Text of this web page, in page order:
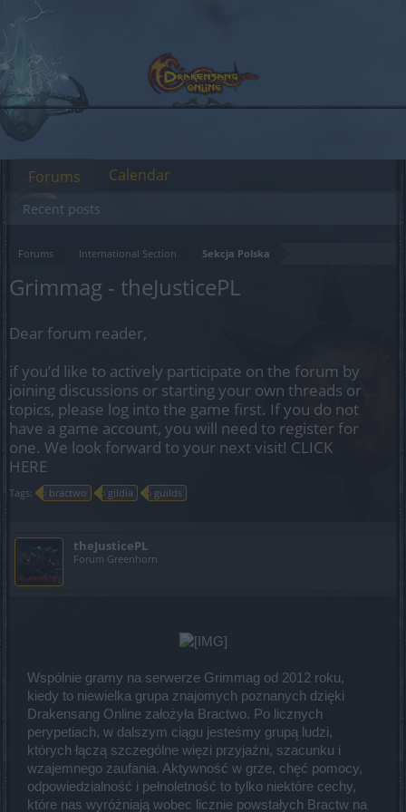
Forums International Section Sekcja Polska
Grimmag - theJusticePL
Dear forum reader,
if you’d like to actively participate on the forum by
joining discussions or starting your own threads or
topics, please log into the game first. If you do not
have a game account, you will need to register for
one. We look forward to your next visit! CLICK
HERE
Tags: bractwo gildia guilds
theJusticePL
Forum Greenhorn
Wspólnie gramy na serwerze Grimmag od 2012 roku,
kiedy to niewielka grupa znajomych poznanych dzięki
Drakensang Online założyła Bractwo. Po licznych
perypetiach, w dalszym ciągu jesteśmy grupą ludzi,
których łączą szczególne więzi przyjaźni, szacunku i
wzajemnego zaufania. Aktywność w grze, chęć pomocy,
odpowiedzialność i pełnoletność to tylko niektóre cechy,
które nas wyróżniają wobec licznie powstałych Bractw na
Forums
Recent posts
Calendar